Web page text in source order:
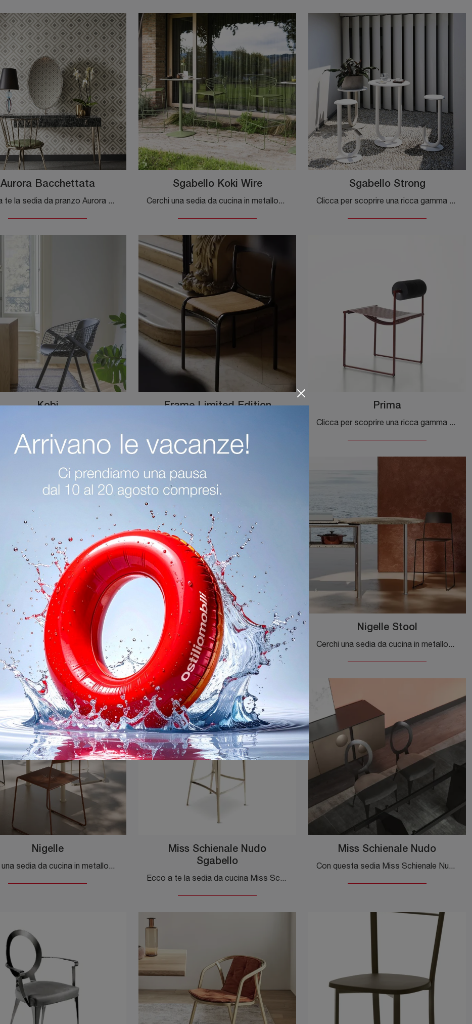
Aurora Bacchettata
Ecco a te la sedia da pranzo Aurora Bacchettata per atmosfere moderne, tra le più originali Sedie fisse di Cantori.
Sgabello Koki Wire
Cerchi una sedia da cucina in metallo? Clicca e scopri il modello Sgabello Koki Wire di Desalto per completare i tuoi interni alla perfezione.
Sgabello Strong
Clicca per scoprire una ricca gamma di sedie sgabelli per stanze design: il modello Sgabello Strong di Desalto ti aspetta!
Kobi
Frame Limited Edition
Prima
Clicca per scoprire una ricca gamma di sedie fisse per stanze design: il modello Prima di Alias ti attende!
Lanuda
Olivia SG
Clicca per scoprire una ricca gamma di sedie sgabelli per stanze moderne: il modello Olivia SG di Veneta Cucine ti aspetta!
Nigelle Stool
Cerchi una sedia da cucina in metallo? Clicca e scopri il modello Nigelle Stool di Opinion Ciatti per ultimare i tuoi locali perfettamente.
Nigelle
Cerchi una sedia da cucina in metallo? Clicca e scopri il modello Nigelle di Opinion Ciatti per completare i tuoi spazi al meglio.
Miss Schienale Nudo
Sgabello
Ecco a te la sedia da cucina Miss Schienale Nudo Sgabello per ambientazioni moderne, tra le più esclusive Sedie sgabelli di Cantori.
Miss Schienale Nudo
Con questa sedia Miss Schienale Nudo Cantori in metallo, una tra le nostre sedute fisse moderne, potrai valorizzare i tuoi locali.